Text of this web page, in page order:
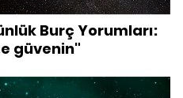
Burç Yorumları:
güvenin"